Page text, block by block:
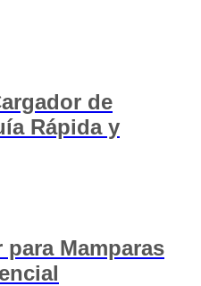
de
Rápida y
Mamparas